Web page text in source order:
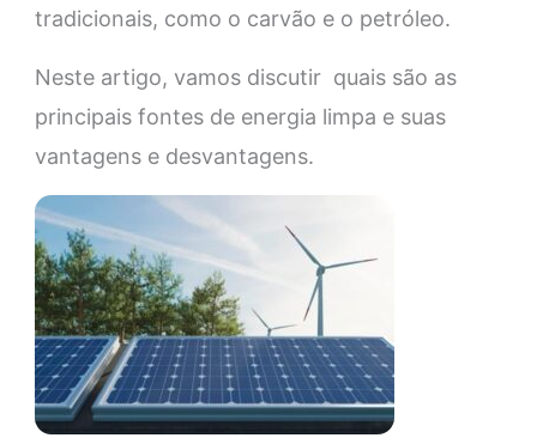
tradicionais, como o carvão e o petróleo.
Neste artigo, vamos discutir quais são as
principais fontes de energia limpa e suas
vantagens e desvantagens.